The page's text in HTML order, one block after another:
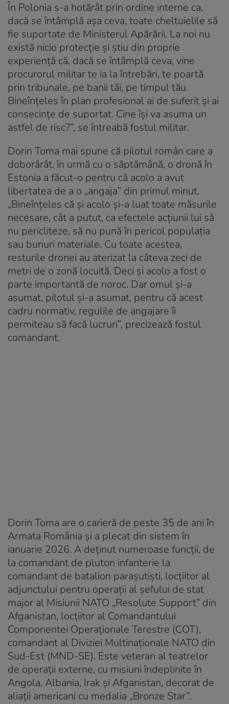
În Polonia s-a hotărât prin ordine interne ca,
dacă se întâmplă așa ceva, toate cheltuielile să
fie suportate de Ministerul Apărării. La noi nu
există nicio protecție și știu din proprie
experiență că, dacă se întâmplă ceva, vine
procurorul militar te ia la întrebări, te poartă
prin tribunale, pe banii tăi, pe timpul tău.
Bineînțeles în plan profesional ai de suferit și ai
consecințe de suportat. Cine își va asuma un
astfel de risc?”, se întreabă fostul militar.
Dorin Toma mai spune că pilotul român care a
doborârât, în urmă cu o săptămână, o dronă în
Estonia a făcut-o pentru că acolo a avut
libertatea de a o „angaja” din primul minut.
„Bineînțeles că și acolo și-a luat toate măsurile
necesare, cât a putut, ca efectele acțiunii lui să
nu pericliteze, să nu pună în pericol populația
sau bunuri materiale. Cu toate acestea,
resturile dronei au aterizat la câteva zeci de
metri de o zonă locuită. Deci și acolo a fost o
parte importantă de noroc. Dar omul și-a
asumat, pilotul și-a asumat, pentru că acest
cadru normativ, regulile de angajare îi
permiteau să facă lucruri”, precizează fostul
comandant.
Dorin Toma are o carieră de peste 35 de ani în
Armata România și a plecat din sistem în
ianuarie 2026. A deținut numeroase funcții, de
la comandant de pluton infanterie la
comandant de batalion parașutiști, locțiitor al
adjunctului pentru operații al șefului de stat
major al Misiunii NATO „Resolute Support” din
Afganistan, locțiitor al Comandantului
Componentei Operaționale Terestre (COT),
comandant al Diviziei Multinaționale NATO din
Sud-Est (MND-SE). Este veteran al teatrelor
de operații externe, cu misiuni îndeplinite în
Angola, Albania, Irak și Afganistan, decorat de
aliații americani cu medalia „Bronze Star”.